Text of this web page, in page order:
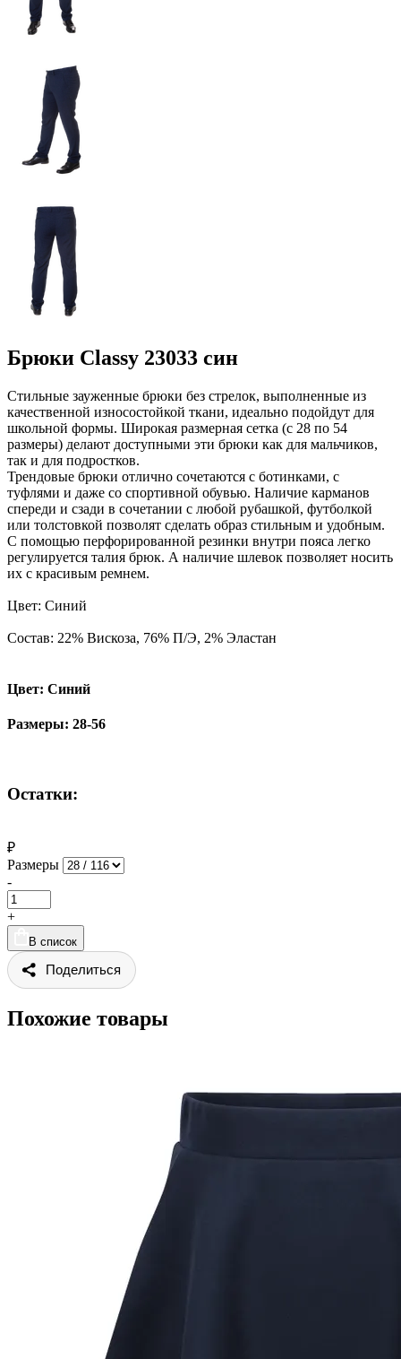
Брюки Classy 23033 син
Стильные зауженные брюки без стрелок, выполненные из
качественной износостойкой ткани, идеально подойдут для
школьной формы. Широкая размерная сетка (с 28 по 54
размеры) делают доступными эти брюки как для мальчиков,
так и для подростков.
Трендовые брюки отлично сочетаются с ботинками, с
туфлями и даже со спортивной обувью. Наличие карманов
спереди и сзади в сочетании с любой рубашкой, футболкой
или толстовкой позволят сделать образ стильным и удобным.
С помощью перфорированной резинки внутри пояса легко
регулируется талия брюк. А наличие шлевок позволяет носить
их с красивым ремнем.
Цвет: Синий
Состав: 22% Вискоза, 76% П/Э, 2% Эластан
Цвет: Синий
Размеры: 28-56
Остатки:
₽
Размеры
-
+
В список
Поделиться
Похожие товары